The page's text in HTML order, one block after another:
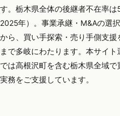
す。栃木県全体の後継者不在率
2025年）。事業承継・M&Aの選
から、買い手探索・売り手側支
まで多岐にわたります。本サイ
では高根沢町を含む栃木県全域
実務をご支援しています。